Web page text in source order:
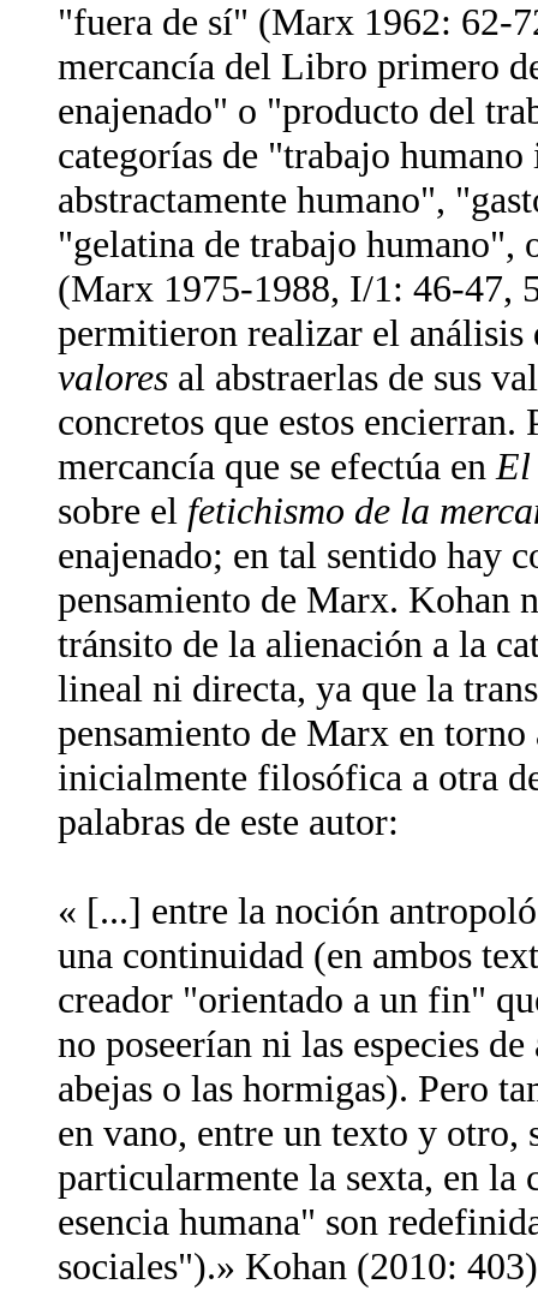
"fuera de sí" (Marx 1962: 62-
mercancía del Libro primero
enajenado" o "producto del
categorías de "trabajo
abstractamente humano",
"gelatina de trabajo humano",
(Marx 1975-1988, I/1: 46-47,
permitieron realizar el análisis
valores al abstraerlas de sus
concretos que estos
mercancía que se efectúa enEl
sobre el fetichismo de la
enajenado; en tal sentido hay
pensamiento de Marx. Kohan
tránsito de la alienación a la
lineal ni directa, ya que la
pensamiento de Marx en
inicialmente filosófica a otra
palabras de este autor:
« [...] entre la noción
una continuidad (en ambos
creador "orientado a un fin"
no poseerían ni las especies
abejas o las hormigas). Pero
en vano, entre un texto y otro,
particularmente la sexta, en
esencia humana" son
sociales").» Kohan (2010: